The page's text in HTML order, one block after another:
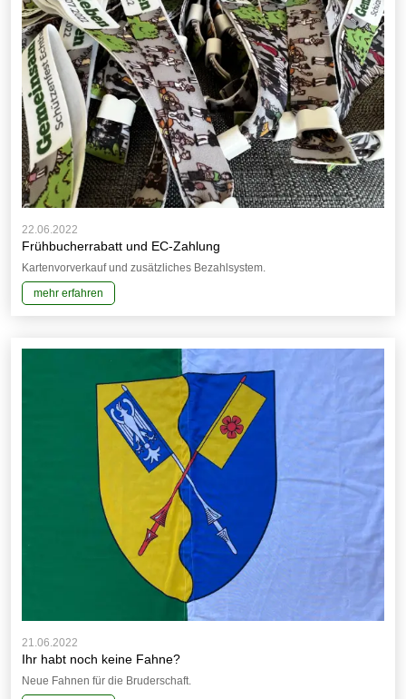
22.06.2022
Frühbucherrabatt und EC-Zahlung
Kartenvorverkauf und zusätzliches Bezahlsystem.
mehr erfahren
21.06.2022
Ihr habt noch keine Fahne?
Neue Fahnen für die Bruderschaft.